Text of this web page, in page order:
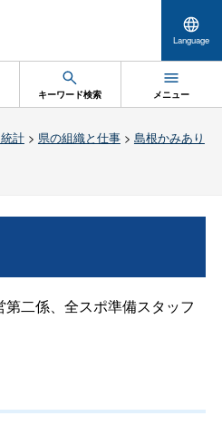
Language
キーワード検索 メニュー
計> 県の組織と仕事> 島根かみあり
二係、全スポ準備スタッフ